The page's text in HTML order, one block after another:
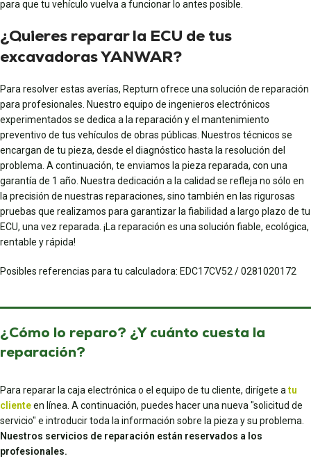
para que tu vehículo vuelva a funcionar lo antes posible.
¿Quieres reparar la ECU de tus
excavadoras YANWAR?
Para resolver estas averías, Repturn ofrece una solución de reparación
para profesionales. Nuestro equipo de ingenieros electrónicos
experimentados se dedica a la reparación y el mantenimiento
preventivo de tus vehículos de obras públicas. Nuestros técnicos se
encargan de tu pieza, desde el diagnóstico hasta la resolución del
problema. A continuación, te enviamos la pieza reparada, con una
garantía de 1 año. Nuestra dedicación a la calidad se refleja no sólo en
la precisión de nuestras reparaciones, sino también en las rigurosas
pruebas que realizamos para garantizar la fiabilidad a largo plazo de tu
ECU, una vez reparada. ¡La reparación es una solución fiable, ecológica,
rentable y rápida!
Posibles referencias para tu calculadora: EDC17CV52 / 0281020172
¿Cómo lo reparo? ¿Y cuánto cuesta la
reparación?
Para reparar la caja electrónica o el equipo de tu cliente, dirígete atu
clienteen línea. A continuación, puedes hacer una nueva "solicitud de
servicio" e introducir toda la información sobre la pieza y su problema.
Nuestros servicios de reparación están reservados a los
profesionales.